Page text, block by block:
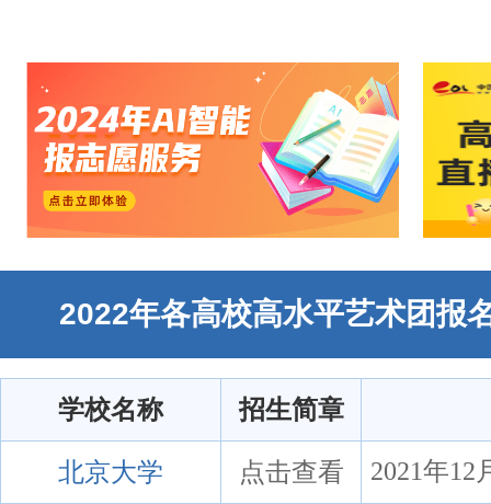
2022年各高校高水平艺术团报
学校名称 招生简章
北京大学 点击查看 2021年12